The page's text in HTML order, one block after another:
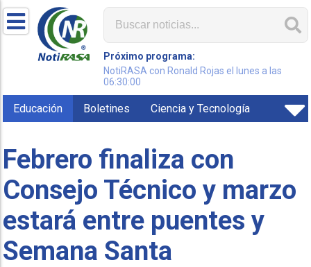
Próximo programa:
NotiRASA con Ronald Rojas el lunes a las
06:30:00
Educación Boletines Ciencia y Tecnología
Febrero finaliza con
Consejo Técnico y marzo
estará entre puentes y
Semana Santa